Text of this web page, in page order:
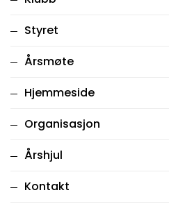
Styret
Årsmøte
Hjemmeside
Organisasjon
Årshjul
Kontakt